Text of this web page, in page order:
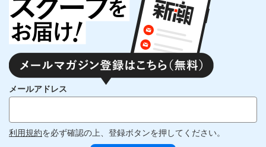
メールアドレス
利用規約を必ず確認の上、登録ボタンを押してください。